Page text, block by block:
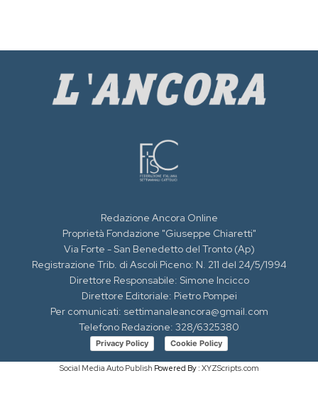
Redazione Ancora Online
Proprietà Fondazione "Giuseppe Chiaretti"
Via Forte - San Benedetto del Tronto (Ap)
Registrazione Trib. di Ascoli Piceno: N. 211 del 24/5/1994
Direttore Responsabile: Simone Incicco
Direttore Editoriale: Pietro Pompei
Per comunicati: settimanaleancora@gmail.com
Telefono Redazione: 328/6325380
Privacy Policy Cookie Policy
Social Media Auto Publish Powered By : XYZScripts.com